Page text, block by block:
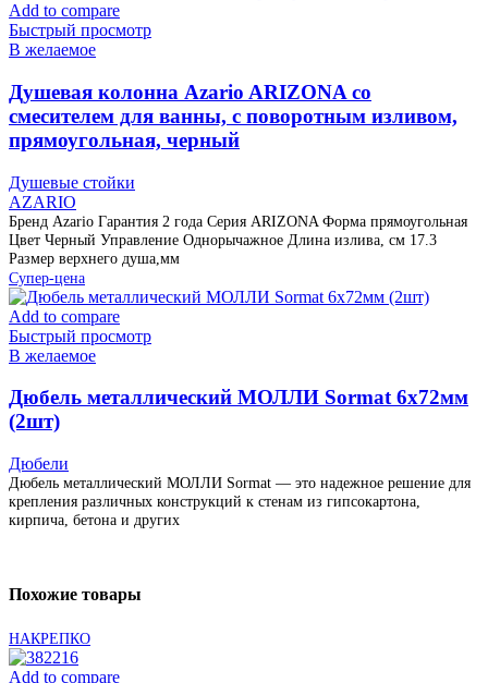
Add to compare
Быстрый просмотр
В желаемое
Душевая колонна Azario ARIZONA со
смесителем для ванны, с поворотным изливом,
прямоугольная, черный
Душевые стойки
AZARIO
Бренд Azario Гарантия 2 года Серия ARIZONA Форма прямоугольная
Цвет Черный Управление Однорычажное Длина излива, см 17.3
Размер верхнего душа,мм
Супер-цена
Add to compare
Быстрый просмотр
В желаемое
Дюбель металлический МОЛЛИ Sormat 6х72мм
(2шт)
Дюбели
Дюбель металлический МОЛЛИ Sormat — это надежное решение для
крепления различных конструкций к стенам из гипсокартона,
кирпича, бетона и других
Похожие товары
НАКРЕПКО
Add to compare